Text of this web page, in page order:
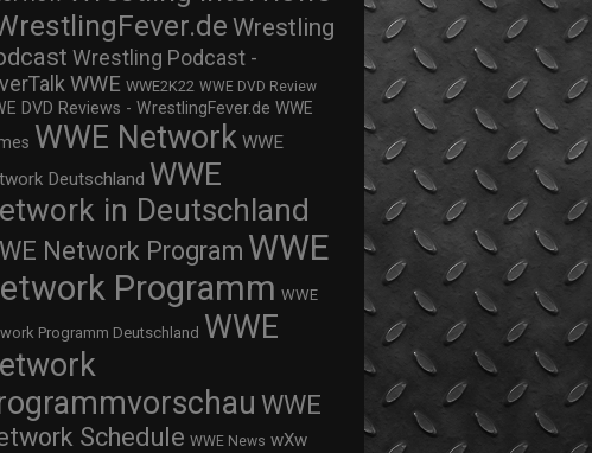
Wrestling
Wrestling Podcast -
WWE WWE2K22 WWE DVD Review
DVD Reviews - WrestlingFever.de WWE
WWE Network WWE
Deutschland WWE
in Deutschland
Network Program WWE
Programm WWE
Programm Deutschland WWE
WWE
Schedule WWE News wXw